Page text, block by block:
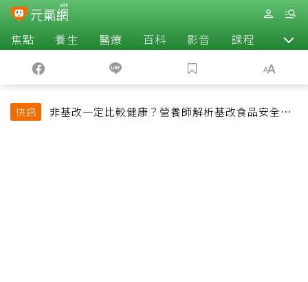
焦點 養生 醫療 百科 影音 課程 退休
快訊
非基改一定比較健康？營養師解析基改食品安全性